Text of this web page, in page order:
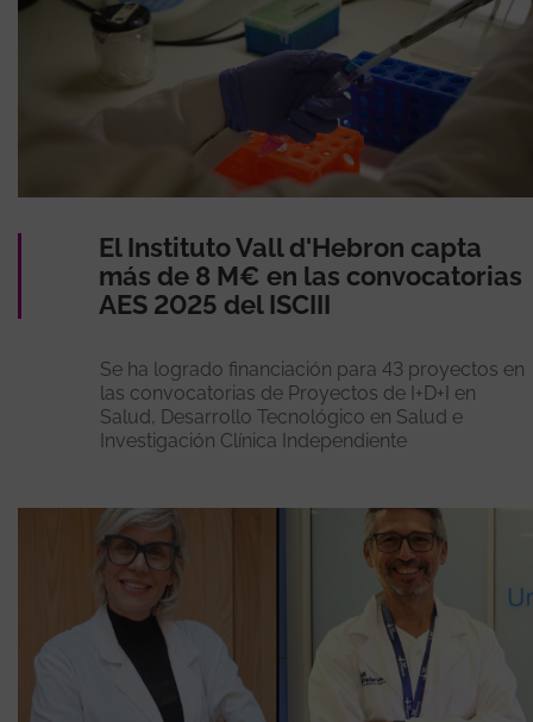
El Instituto Vall d'Hebron capta
más de 8 M€ en las convocatorias
AES 2025 del ISCIII
Se ha logrado financiación para 43 proyectos en
las convocatorias de Proyectos de I+D+I en
Salud, Desarrollo Tecnológico en Salud e
Investigación Clínica Independiente